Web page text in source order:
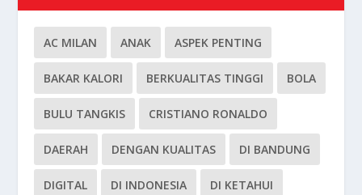
AC MILAN ANAK ASPEK PENTING
BAKAR KALORI BERKUALITAS TINGGI BOLA
BULU TANGKIS CRISTIANO RONALDO
DAERAH DENGAN KUALITAS DI BANDUNG
DIGITAL DI INDONESIA DI KETAHUI